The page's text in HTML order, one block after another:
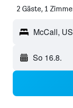
2 Gäste, 1
McCall,
So 16.8.